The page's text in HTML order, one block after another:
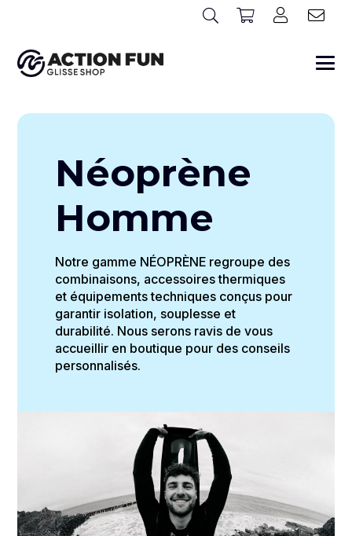
Néoprène
Homme
Notre gamme NÉOPRÈNE regroupe des
combinaisons, accessoires thermiques
et équipements techniques conçus pour
garantir isolation, souplesse et
durabilité. Nous serons ravis de vous
accueillir en boutique pour des conseils
personnalisés.